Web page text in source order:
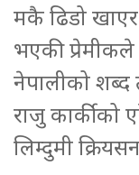
मकै ढिडो
भएकी
नेपालीको
राजु कार्कीको
लिम्दुमी